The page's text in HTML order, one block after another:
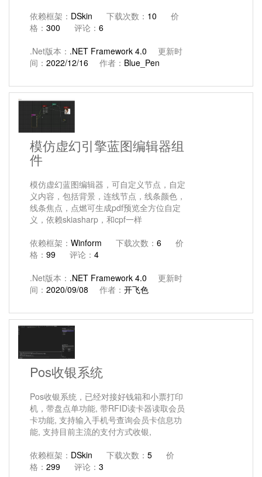
依赖框架： DSkin 下载次数： 10
价
格： 300 评论： 6
.Net版本： .NET Framework 4.0
更新时
间： 2022/12/16 作者： Blue_Pen
模仿虚幻引擎蓝图编辑器组
件
模仿虚幻蓝图编辑器，可自定义节点，自定
义内容，包括背景，连线节点，线条颜色，
线条焦点，点燃可生成pdf预览全方位自定
义，依赖skiasharp，和cpf一样
依赖框架： Winform 下载次数： 6
价
格： 99 评论： 4
.Net版本： .NET Framework 4.0
更新时
间： 2020/09/08 作者： 开飞色
Pos收银系统
Pos收银系统，已经对接好钱箱和小票打印
机，带盘点单功能, 带RFID读卡器读取会员
卡功能, 支持输入手机号查询会员卡信息功
能, 支持目前主流的支付方式收银,
依赖框架： DSkin 下载次数： 5
价
格： 299 评论： 3